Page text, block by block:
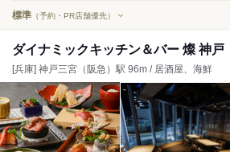
標準 （予約・PR店舗優先）
ダイナミックキッチン＆バー 燦 神戸
[兵庫] 神戸三宮（阪急）駅 96m / 居酒屋、海鮮